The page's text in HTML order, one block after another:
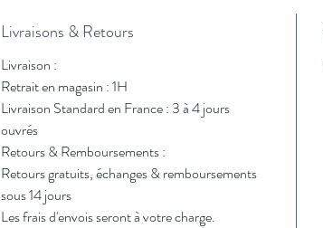
Livraisons & Retours
Livraison :
Retrait en magasin : 1H
Livraison Standard en France : 3 à 4 jours
ouvrés
Retours & Remboursements :
Retours gratuits, échanges & remboursements
sous 14 jours
Les frais d'envois seront à votre charge.